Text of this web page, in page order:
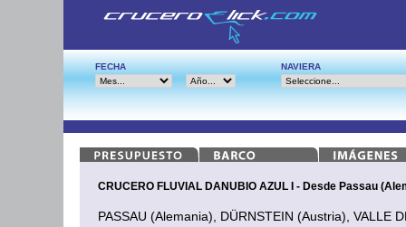
FECHA NAVIERA
CRUCERO FLUVIAL DANUBIO AZUL I - Desde Passau
PASSAU (Alemania), DÜRNSTEIN (Austria), VALLE